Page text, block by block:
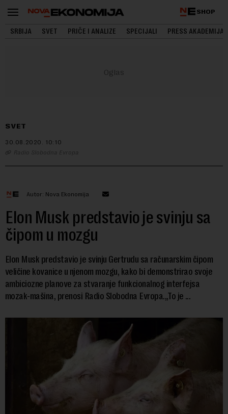
SHOP
SRBIJA SVET PRIČE I ANALIZE SPECIJALI PRESS AKADEMIJA
SVET
30.08.2020. 10:10
Radio Slobodna Evropa
Autor: Nova Ekonomija
Elon Musk predstavio je svinju sa
čipom u mozgu
Elon Musk predstavio je svinju Gertrudu sa računarskim čipom
veličine kovanice u njenom mozgu, kako bi demonstrirao svoje
ambiciozne planove za stvaranje funkcionalnog interfejsa
mozak-mašina, prenosi Radio Slobodna Evropa.„To je ...